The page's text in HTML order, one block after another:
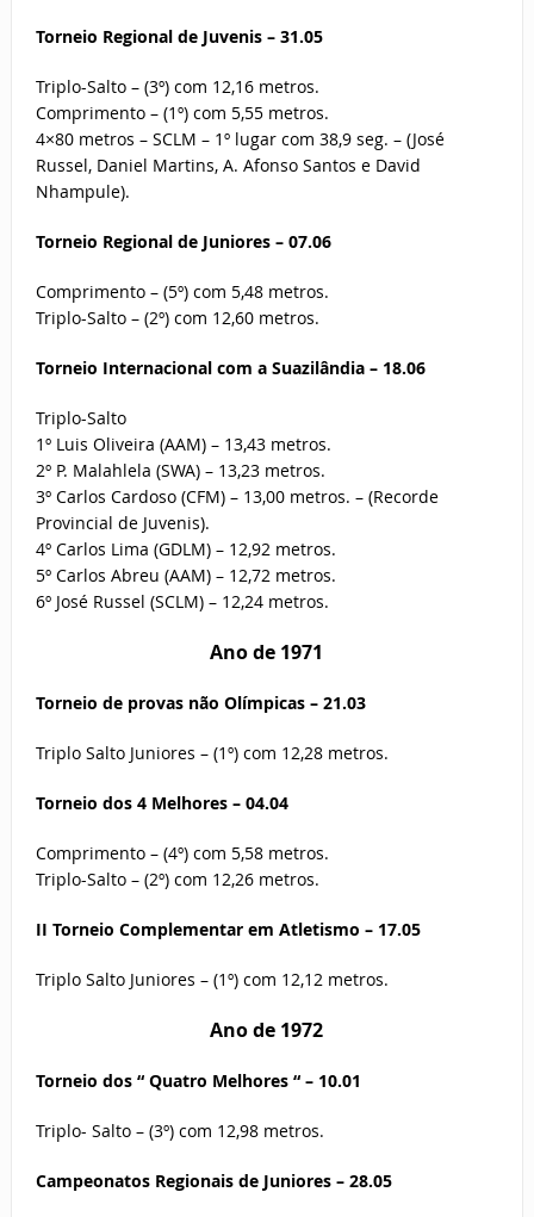
Torneio Regional de Juvenis – 31.05
Triplo-Salto – (3º) com 12,16 metros.
Comprimento – (1º) com 5,55 metros.
4×80 metros – SCLM – 1º lugar com 38,9 seg. – (José
Russel, Daniel Martins, A. Afonso Santos e David
Nhampule).
Torneio Regional de Juniores – 07.06
Comprimento – (5º) com 5,48 metros.
Triplo-Salto – (2º) com 12,60 metros.
Torneio Internacional com a Suazilândia – 18.06
Triplo-Salto
1º Luis Oliveira (AAM) – 13,43 metros.
2º P. Malahlela (SWA) – 13,23 metros.
3º Carlos Cardoso (CFM) – 13,00 metros. – (Recorde
Provincial de Juvenis).
4º Carlos Lima (GDLM) – 12,92 metros.
5º Carlos Abreu (AAM) – 12,72 metros.
6º José Russel (SCLM) – 12,24 metros.
Ano de 1971
Torneio de provas não Olímpicas – 21.03
Triplo Salto Juniores – (1º) com 12,28 metros.
Torneio dos 4 Melhores – 04.04
Comprimento – (4º) com 5,58 metros.
Triplo-Salto – (2º) com 12,26 metros.
II Torneio Complementar em Atletismo – 17.05
Triplo Salto Juniores – (1º) com 12,12 metros.
Ano de 1972
Torneio dos “ Quatro Melhores “ – 10.01
Triplo- Salto – (3º) com 12,98 metros.
Campeonatos Regionais de Juniores – 28.05